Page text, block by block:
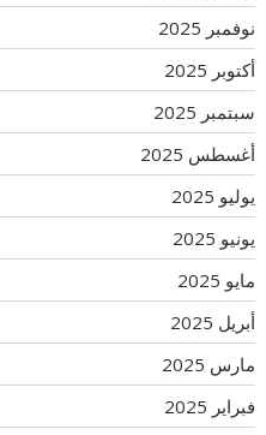
نوفمبر 2025
أكتوبر 2025
سبتمبر 2025
أغسطس 2025
يوليو 2025
يونيو 2025
مايو 2025
أبريل 2025
مارس 2025
فبراير 2025